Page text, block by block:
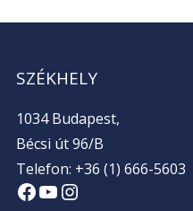
SZÉKHELY
1034 Budapest,
Bécsi út 96/B
Telefon: +36 (1) 666-5603
Facebook
YouTube
Instagram